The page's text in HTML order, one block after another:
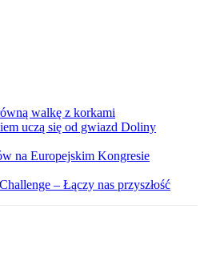
walkę z korkami
uczą się od gwiazd Doliny
na Europejskim Kongresie
– Łączy nas przyszłość